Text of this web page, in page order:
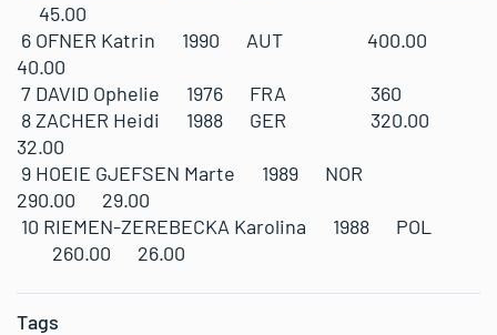
45.00
6 OFNER Katrin 1990 AUT 400.00
40.00
7 DAVID Ophelie 1976 FRA 360
8 ZACHER Heidi 1988 GER 320.00
32.00
9 HOEIE GJEFSEN Marte 1989 NOR
290.00 29.00
10 RIEMEN-ZEREBECKA Karolina 1988 POL
260.00 26.00
Tags